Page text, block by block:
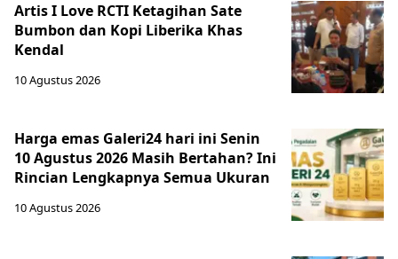
Artis I Love RCTI Ketagihan Sate
Bumbon dan Kopi Liberika Khas
Kendal
10 Agustus 2026
Harga emas Galeri24 hari ini Senin
10 Agustus 2026 Masih Bertahan? Ini
Rincian Lengkapnya Semua Ukuran
10 Agustus 2026